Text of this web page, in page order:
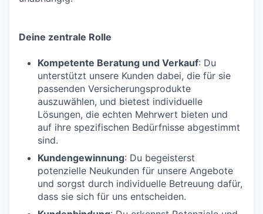
Deine zentrale Rolle
Kompetente Beratung und Verkauf: Du
unterstützt unsere Kunden dabei, die für sie
passenden Versicherungsprodukte
auszuwählen, und bietest individuelle
Lösungen, die echten Mehrwert bieten und
auf ihre spezifischen Bedürfnisse abgestimmt
sind.
Kundengewinnung: Du begeisterst
potenzielle Neukunden für unsere Angebote
und sorgst durch individuelle Betreuung dafür,
dass sie sich für uns entscheiden.